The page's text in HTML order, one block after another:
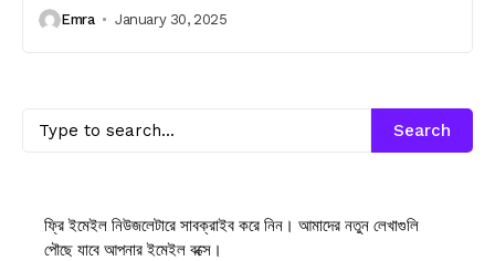
Emra January 30, 2025
Search
ফ্রি ইমেইল নিউজলেটারে সাবক্রাইব করে নিন। আমাদের নতুন লেখাগুলি
পৌছে যাবে আপনার ইমেইল বক্সে।